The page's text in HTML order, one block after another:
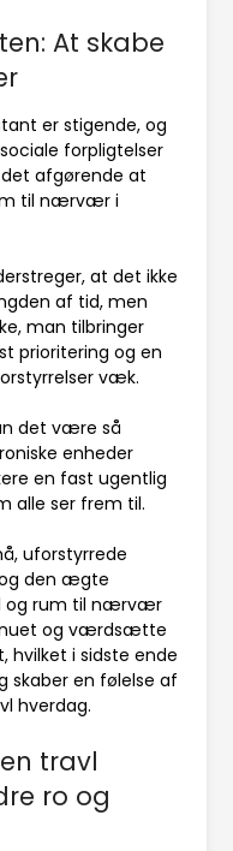
At skabe
er stigende, og
forpligtelser
afgørende at
til nærvær i
at det ikke
af tid, men
man tilbringer
prioritering og en
væk.
det være så
enheder
en fast ugentlig
alle ser frem til.
uforstyrrede
den ægte
og rum til nærvær
og værdsætte
hvilket i sidste ende
skaber en følelse af
hverdag.
travl
ro og